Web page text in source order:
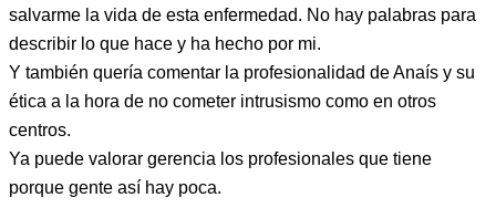
salvarme la vida de esta enfermedad. No hay palabras para
describir lo que hace y ha hecho por mi.
Y también quería comentar la profesionalidad de Anaís y su
ética a la hora de no cometer intrusismo como en otros
centros.
Ya puede valorar gerencia los profesionales que tiene
porque gente así hay poca.